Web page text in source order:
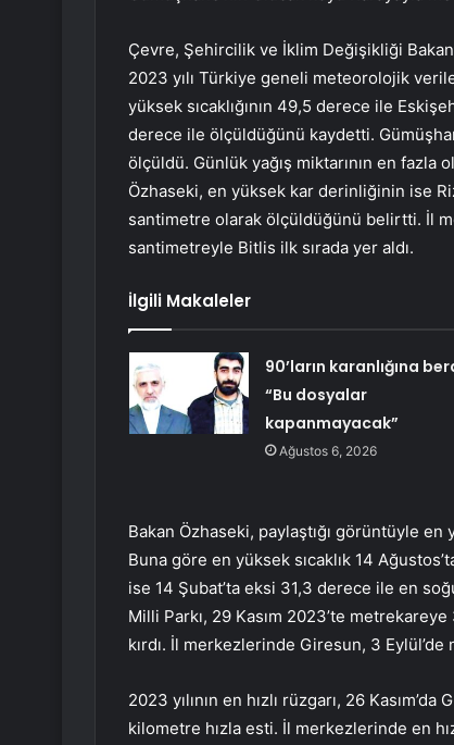
Çevre, Şehircilik ve İklim Değişikliği
2023 yılı Türkiye geneli meteorolojik
yüksek sıcaklığının 49,5 derece ile
derece ile ölçüldüğünü kaydetti.
ölçüldü. Günlük yağış miktarının en
Özhaseki, en yüksek kar derinliğinin ise
santimetre olarak ölçüldüğünü belirtti. İl
santimetreyle Bitlis ilk sırada yer aldı.
İlgili Makaleler
90’ların karanlığına
“Bu dosyalar
kapanmayacak”
Ağustos 6, 2026
Bakan Özhaseki, paylaştığı görüntüyle
Buna göre en yüksek sıcaklık 14
ise 14 Şubat’ta eksi 31,3 derece ile en
Milli Parkı, 29 Kasım 2023’te
kırdı. İl merkezlerinde Giresun, 3
2023 yılının en hızlı rüzgarı, 26
kilometre hızla esti. İl merkezlerinde en